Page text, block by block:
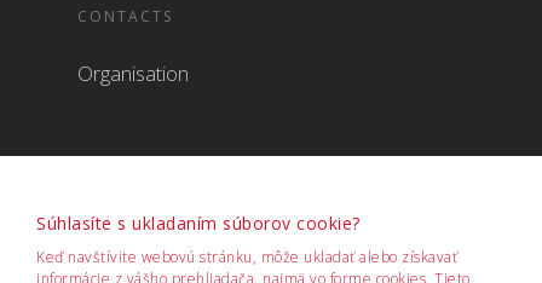
CONTACTS
Organisation
Súhlasíte s ukladaním súborov cookie?
Keď navštívite webovú stránku, môže ukladať alebo získavať
informácie z vášho prehliadača, najmä vo forme cookies. Tieto